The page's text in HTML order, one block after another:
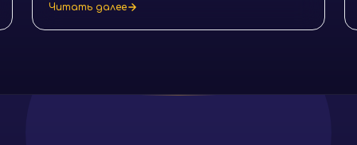
стресса, улучшения самочувствия и достижения
Читать далее